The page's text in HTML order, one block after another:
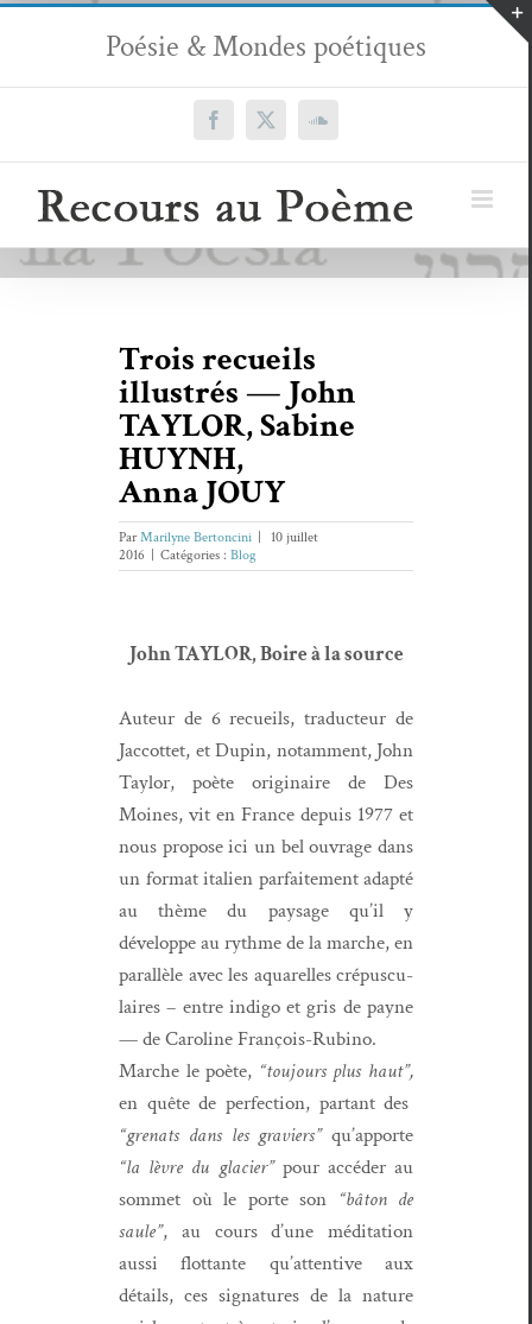
Passer
contenu
Poésie & Mondes poétiques
Facebook
X SoundCloud
Trois recueils
illustrés — John
TAYLOR, Sabine
HUYNH,
Anna JOUY
ParMarilyne Bertoncini
10 juillet
2016
Catégories : Blog
John TAYLOR, Boire à la source
Auteur de 6 recueils, tra­duc­teur de
Jac­cot­tet, et Dupin, notam­ment, John
Tay­lor, poète orig­i­naire de Des
Moines, vit en France depuis 1977 et
nous pro­pose ici un bel ouvrage dans
un for­mat ital­ien par­faite­ment adap­té
au thème du paysage qu’il y
développe au rythme de la marche, en
par­al­lèle avec les aquarelles cré­pus­cu­
laires – entre indi­go et gris de payne
— de Car­o­line François-Rubino.
Marche le poète, “tou­jours plus haut”,
en quête de per­fec­tion, par­tant des
“grenats dans les graviers”qu’ap­porte
“la lèvre du glac­i­er” pour accéder au
som­met où le porte son “bâton de
saule”, au cours d’une médi­ta­tion
aus­si flot­tante qu’at­ten­tive aux
détails, ces sig­na­tures de la nature